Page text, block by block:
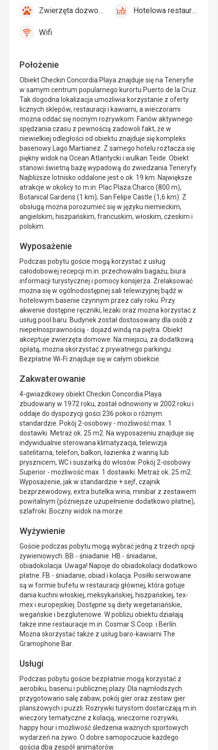
Położenie
Obiekt Checkin Concordia Playa znajduje się na Teneryfie
w samym centrum popularnego kurortu Puerto de la Cruz.
Tak dogodna lokalizacja umożliwia korzystanie z oferty
licznych sklepów, restauracji i kawiarni, a wieczorami
można oddać się nocnym rozrywkom. Fanów aktywnego
spędzania czasu z pewnością zadowoli fakt, że w
niewielkiej odległości od obiektu znajduje się kompleks
basenowy Lago Martianez. Z samego hotelu roztacza się
piękny widok na Ocean Atlantycki i wulkan Teide. Obiekt
stanowi świetną bazę wypadową do zwiedzania Teneryfy.
Najbliższe lotnisko oddalone jest o ok. 19 km. Największe
atrakcje w okolicy to m.in. Plac Plaza Charco (800 m),
Botanical Gardens (1 km), San Felipe Castle (1,6 km). Z
obsługą można porozumieć się w języku niemieckim,
angielskim, hiszpańskim, francuskim, włoskim, czeskim i
polskim.
Wyposażenie
Podczas pobytu goście mogą korzystać z usług
całodobowej recepcji m.in. przechowalni bagażu, biura
informacji turystycznej i pomocy konsjerża. Zrelaksować
można się w ogólnodostępnej sali telewizyjnej bądź w
hotelowym basenie czynnym przez cały roku. Przy
akwenie dostępne ręczniki, leżaki oraz można korzystać z
usług pool baru. Budynek został dostosowany dla osób z
niepełnosprawnością - dojazd windą na piętra. Obiekt
akceptuje zwierzęta domowe. Na miejscu, za dodatkową
opłatą, można skorzystać z prywatnego parkingu.
Bezpłatne Wi-Fi znajduje się w całym obiekcie.
Zakwaterowanie
4-gwiazdkowy obiekt Checkin Concordia Playa
zbudowany w 1972 roku, został odnowiony w 2002 roku i
oddaje do dyspozycji gości 236 pokoi o różnym
standardzie. Pokój 2-osobowy - możliwość max. 1
dostawki. Metraż ok. 25 m2. Na wyposażeniu znajduje się
indywidualnie sterowana klimatyzacja, telewizja
satelitarna, telefon, balkon, łazienka z wanną lub
prysznicem, WC i suszarką do włosów. Pokój 2-osobowy
Superior - możliwość max. 1 dostawki. Metraż ok. 25 m2.
Wyposażenie, jak w standardzie + sejf, czajnik
bezprzewodowy, extra butelka wina, minibar z zestawem
powitalnym (późniejsze uzupełnienie dodatkowo płatne),
szlafroki. Boczny widok na morze.
Wyżywienie
Goście podczas pobytu mogą wybrać jedną z trzech opcji
żywieniowych. BB - śniadanie. HB - śniadanie,
obiadokolacja. Uwaga! Napoje do obiadokolacji dodatkowo
płatne. FB - śniadanie, obiad i kolacja. Posiłki serwowane
są w formie bufetu w restauracji głównej, która gotuje
dania kuchni włoskiej, meksykańskiej, hiszpańskiej, tex-
mex i europejskiej. Dostępne są diety wegetariańskie,
wegańskie i bezglutenowe. W pobliżu obiektu działają
także inne restauracje m.in. Cosmar S.Coop. i Berlín.
Można skorzystać także z usług baro-kawiarni The
Gramophone Bar.
Usługi
Podczas pobytu goście bezpłatnie mogą korzystać z
aerobiku, basenu i publicznej plaży. Dla najmłodszych
przygotowano salę zabaw, pokój gier oraz zestaw gier
planszowych i puzzli. Rozrywki turystom dostarczają m.in.
wieczory tematyczne z kolacją, wieczorne rozrywki,
happy hour i możliwość śledzenia ważnych sportowych
wydarzeń na żywo. O dobre samopoczucie każdego
gościa dba zespół animatorów.
Basen
dzieci
niepełnosprawnych
Zwierzęta
Zwierzęta dozwolone
tak
Hotelowa
Hotelowa restauracja
tak
Wifi Wifi
tak